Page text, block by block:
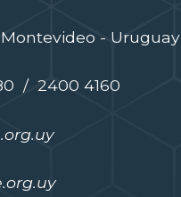
Montevideo - Uruguay
/ 2400 4160